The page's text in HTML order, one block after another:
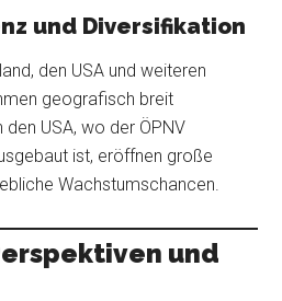
und Diversifikation
den USA und weiteren
geografisch breit
USA, wo der ÖPNV
ist, eröffnen große
Wachstumschancen.
und